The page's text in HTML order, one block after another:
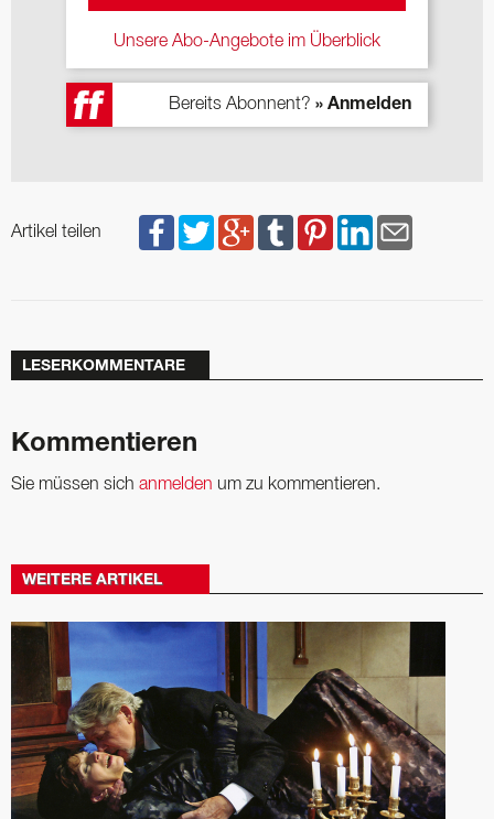
Unsere Abo-Angebote im Überblick
Bereits Abonnent? » Anmelden
Artikel teilen
LESERKOMMENTARE
Kommentieren
Sie müssen sich anmelden um zu kommentieren.
WEITERE ARTIKEL